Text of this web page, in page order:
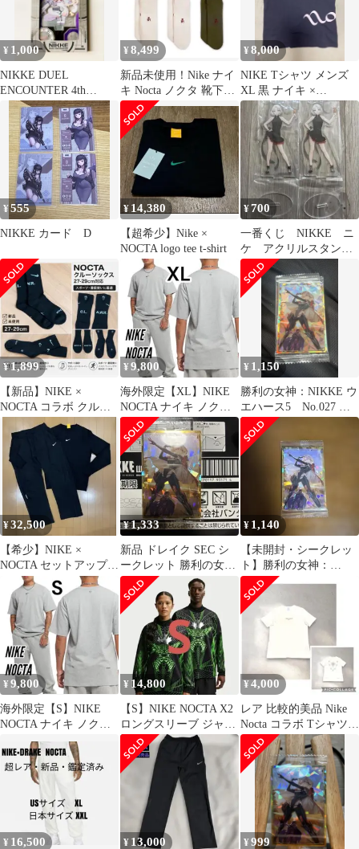
¥ 1,000
NIKKE DUEL
ENCOUNTER 4th
ENTRY ルドミラ
¥ 8,499
新品未使用！Nike ナイ
キ Nocta ノクタ 靴下3
足セットL
¥8,000
NIKE Tシャツ メンズ
XL 黒 ナイキ ×
NOCTA【限定完売品】
¥555
NIKKE カード D
¥ 14,380
【超希少】Nike ×
NOCTA logo tee t-shirt
¥700
一番くじ NIKKE ニ
ケ アクリルスタン
ド ドレイク 2点
¥1,899
【新品】NIKE ×
NOCTA コラボ クルー
ソックス 黒 1足販売 ド
レイク
¥ 9,800
海外限定【XL】NIKE
NOCTA ナイキ ノクタ
半袖Tシャツ グレー
¥ 1,150
勝利の女神：NIKKE ウ
エハース5 No.027 ド
レイク シークレット
¥32,500
【希少】NIKE ×
NOCTA セットアップ
黒 S/L オープンヘム
¥1,333
新品 ドレイク SEC シ
ークレット 勝利の女
神：NIKKE ニケ ウエ
ハース
¥ 1,140
【未開封・シークレッ
ト】勝利の女神：
NIKKE ウエハース5 /
ドレイク
¥ 9,800
海外限定【S】NIKE
NOCTA ナイキ ノクタ
半袖Tシャツ グレー
¥ 14,800
【S】NIKE NOCTA X2
ロングスリーブ ジャー
ジ 新品 ドレイク 完売
¥4,000
レア 比較的美品 Nike
Nocta コラボ Tシャツ
Drake ホワイト
¥ 16,500 ¥ 13,000 ¥999